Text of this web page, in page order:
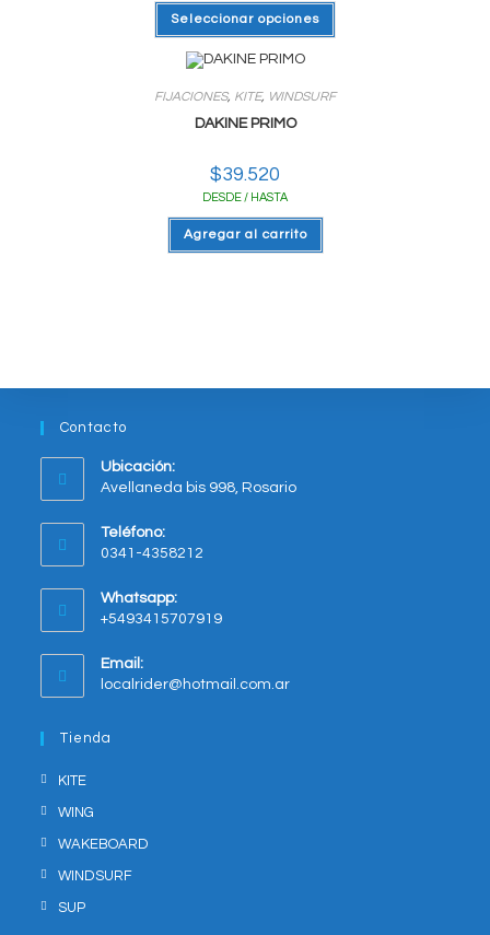
Seleccionar opciones
tiene
opciones
FIJACIONES, KITE, WINDSURF
DAKINE PRIMO
$39.520
DESDE / HASTA
Agregar al carrito
Contacto
Ubicación:
Avellaneda bis 998, Rosario
in
new
tab
Teléfono:
0341-4358212
Whatsapp:
+5493415707919
in
Email:
localrider@hotmail.com.arOpens
Tienda
KITE
WING
WAKEBOARD
WINDSURF
SUP